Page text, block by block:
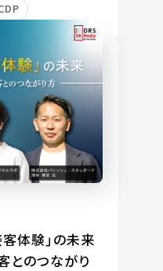
客体験」の未来
とのつながり